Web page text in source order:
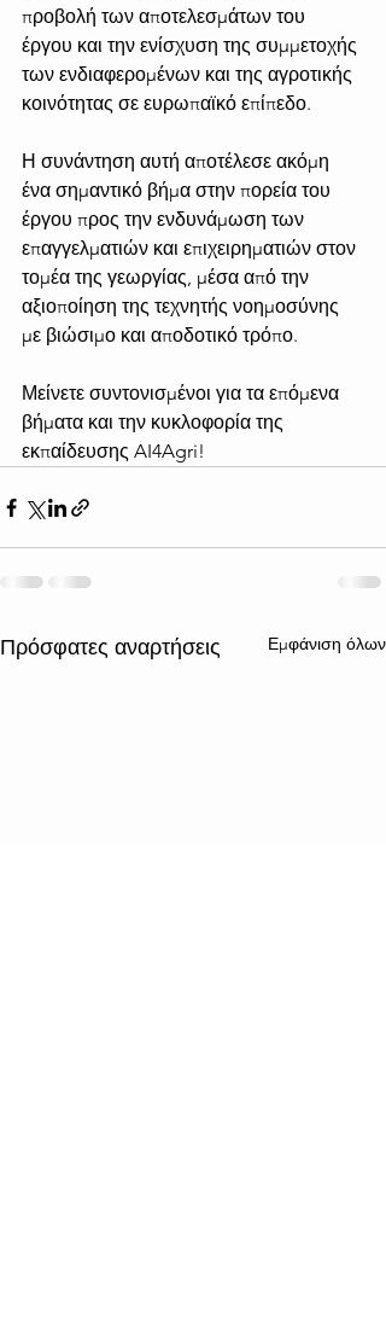
προβολή των αποτελεσμάτων του
έργου και την ενίσχυση της συμμετοχής
των ενδιαφερομένων και της αγροτικής
κοινότητας σε ευρωπαϊκό επίπεδο.
Η συνάντηση αυτή αποτέλεσε ακόμη
ένα σημαντικό βήμα στην πορεία του
έργου προς την ενδυνάμωση των
επαγγελματιών και επιχειρηματιών στον
τομέα της γεωργίας, μέσα από την
αξιοποίηση της τεχνητής νοημοσύνης
με βιώσιμο και αποδοτικό τρόπο.
Μείνετε συντονισμένοι για τα επόμενα
βήματα και την κυκλοφορία της
εκπαίδευσης AI4Agri!
Πρόσφατες αναρτήσεις Εμφάνιση όλων